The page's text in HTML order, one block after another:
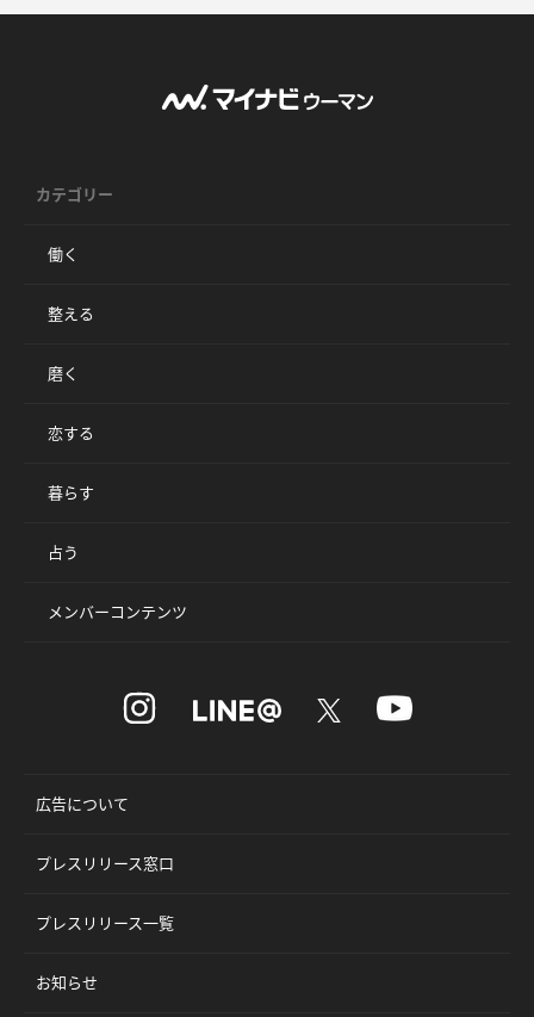
カテゴリー
働く
整える
磨く
恋する
暮らす
占う
メンバーコンテンツ
広告について
プレスリリース窓口
プレスリリース一覧
お知らせ